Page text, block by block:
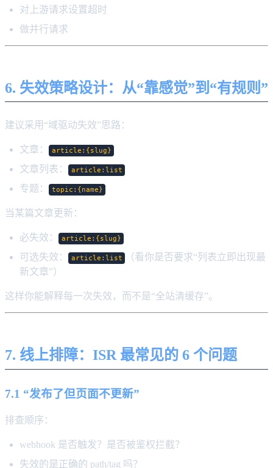
对上游请求设置超时
做并行请求
6. 失效策略设计：从“靠感觉”到“有规则”
建议采用“域驱动失效”思路：
文章： article:{slug}
文章列表： article:list
专题： topic:{name}
当某篇文章更新：
必失效： article:{slug}
可选失效： article:list
（看你是否要求“列表立即出现最
新文章”）
这样你能解释每一次失效，而不是“全站清缓存”。
7. 线上排障：ISR 最常见的 6 个问题
7.1 “发布了但页面不更新”
排查顺序：
webhook 是否触发？是否被鉴权拦截？
失效的是正确的 path/tag 吗？